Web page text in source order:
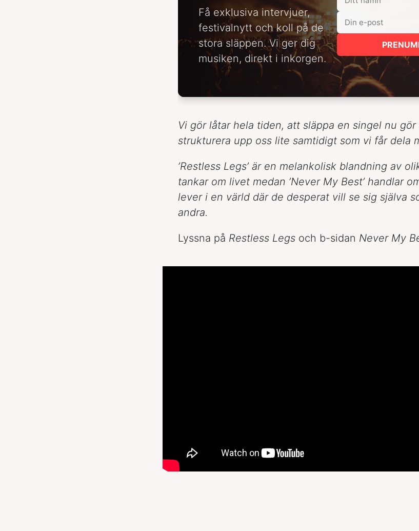
Få exklusiva intervjuer,
festivalnytt och koll på de
stora släppen. Vi ger dig
musiken, direkt i inkorgen.
Vi gör låtar hela tiden, att släppa en singel nu
strukturera upp oss lite samtidigt som vi får dela
’Restless Legs’ är en melankolisk blandning av
tankar om livet medan ’Never My Best’ handlar
lever i en värld där de desperat vill se sig själva
andra.
Lyssna på Restless Legs och b-sidan Never My